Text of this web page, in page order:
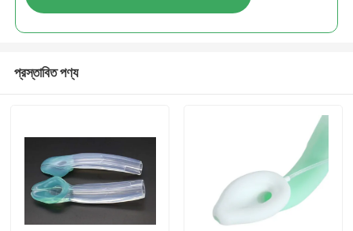
প্রস্তাবিত পণ্য